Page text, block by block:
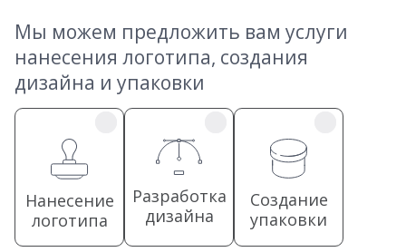
Мы можем предложить вам услуги
нанесения логотипа, создания
дизайна и упаковки
Нанесение
логотипа
Разработка
дизайна
Создание
упаковки